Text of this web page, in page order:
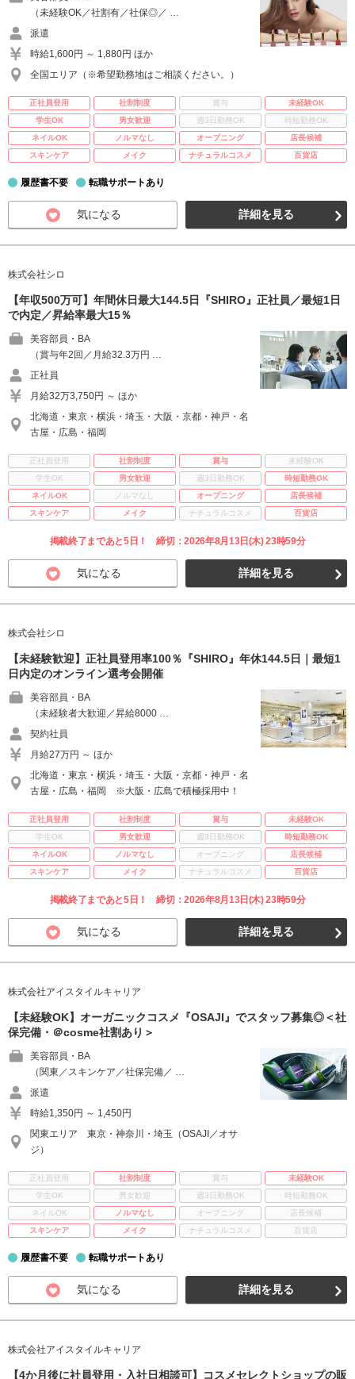
（未経験OK／社割有／社保◎／ …
派遣
時給1,600円 ～ 1,880円 ほか
全国エリア（※希望勤務地はご相談ください。）
正社員登用 社割制度 賞与
未経験OK
学生OK
男女歓迎 週3日勤務OK
時短勤務OK
ネイルOK
ノルマなし オープニング
店長候補
スキンケア
メイク ナチュラルコスメ 百貨店
履歴書不要 転職サポートあり
気になる 詳細を見る
株式会社シロ
【年収500万可】年間休日最大144.5日『SHIRO』正社員／最短1日
で内定／昇給率最大15％
美容部員・BA
（賞与年2回／月給32.3万円 …
正社員
月給32万3,750円 ～ ほか
北海道・東京・横浜・埼玉・大阪・京都・神戸・名
古屋・広島・福岡
正社員登用 社割制度 賞与
未経験OK
学生OK
男女歓迎 週3日勤務OK
時短勤務OK
ネイルOK
ノルマなし オープニング
店長候補
スキンケア
メイク ナチュラルコスメ 百貨店
掲載終了まであと5日！ 締切：2026年8月13日(木) 23時59分
気になる 詳細を見る
株式会社シロ
【未経験歓迎】正社員登用率100％『SHIRO』年休144.5日｜最短1
日内定のオンライン選考会開催
美容部員・BA
（未経験者大歓迎／昇給8000 …
契約社員
月給27万円 ～ ほか
北海道・東京・横浜・埼玉・大阪・京都・神戸・名
古屋・広島・福岡 ※大阪・広島で積極採用中！
正社員登用 社割制度 賞与
未経験OK
学生OK
男女歓迎 週3日勤務OK
時短勤務OK
ネイルOK
ノルマなし オープニング
店長候補
スキンケア
メイク ナチュラルコスメ 百貨店
掲載終了まであと5日！ 締切：2026年8月13日(木) 23時59分
気になる 詳細を見る
株式会社アイスタイルキャリア
【未経験OK】オーガニックコスメ『OSAJI』でスタッフ募集◎＜社
保完備・＠cosme社割あり＞
美容部員・BA
（関東／スキンケア／社保完備／ …
派遣
時給1,350円 ～ 1,450円
関東エリア 東京・神奈川・埼玉（OSAJI／オサ
ジ）
正社員登用 社割制度 賞与
未経験OK
学生OK
男女歓迎 週3日勤務OK
時短勤務OK
ネイルOK
ノルマなし オープニング
店長候補
スキンケア
メイク ナチュラルコスメ 百貨店
履歴書不要 転職サポートあり
気になる 詳細を見る
株式会社アイスタイルキャリア
【4か月後に社員登用・入社日相談可】コスメセレクトショップの販